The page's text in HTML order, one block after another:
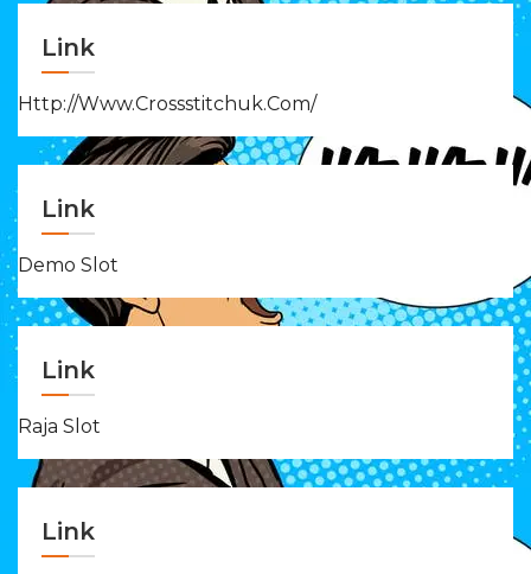
Link
Http://www.crossstitchuk.com/
Link
Demo Slot
Link
Raja Slot
Link